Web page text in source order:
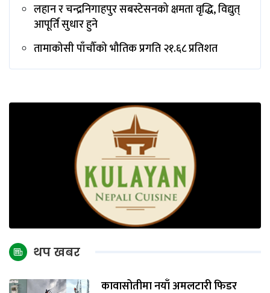
लहान र चन्द्रनिगाहपुर सबस्टेसनको क्षमता वृद्धि, विद्युत्
आपूर्ति सुधार हुने
तामाकोसी पाँचौँको भौतिक प्रगति २१.६८ प्रतिशत
थप खबर
कावासोतीमा नयाँ अमलटारी फिडर